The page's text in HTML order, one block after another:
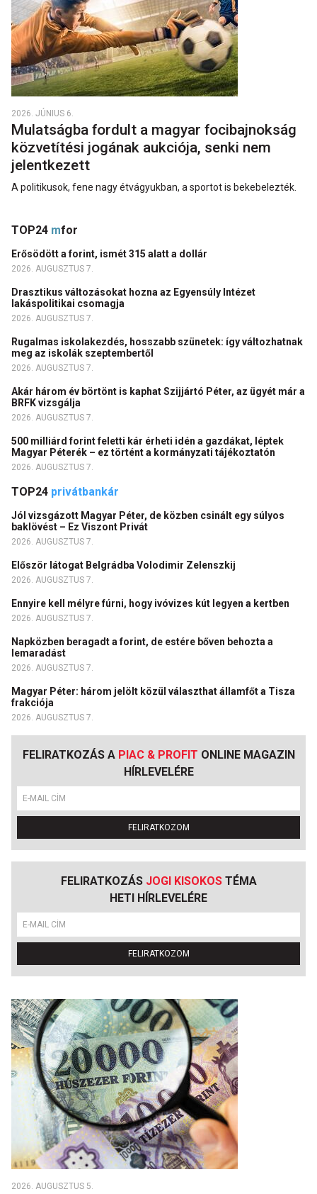
2026. JÚNIUS 6.
Mulatságba fordult a magyar focibajnokság
közvetítési jogának aukciója, senki nem
jelentkezett
A politikusok, fene nagy étvágyukban, a sportot is bekebelezték.
TOP24 mfor
Erősödött a forint, ismét 315 alatt a dollár
2026. AUGUSZTUS 7.
Drasztikus változásokat hozna az Egyensúly Intézet
lakáspolitikai csomagja
2026. AUGUSZTUS 7.
Rugalmas iskolakezdés, hosszabb szünetek: így változhatnak
meg az iskolák szeptembertől
2026. AUGUSZTUS 7.
Akár három év börtönt is kaphat Szijjártó Péter, az ügyét már a
BRFK vizsgálja
2026. AUGUSZTUS 7.
500 milliárd forint feletti kár érheti idén a gazdákat, léptek
Magyar Péterék – ez történt a kormányzati tájékoztatón
2026. AUGUSZTUS 7.
TOP24 privátbankár
Jól vizsgázott Magyar Péter, de közben csinált egy súlyos
baklövést – Ez Viszont Privát
2026. AUGUSZTUS 7.
Először látogat Belgrádba Volodimir Zelenszkij
2026. AUGUSZTUS 7.
Ennyire kell mélyre fúrni, hogy ivóvizes kút legyen a kertben
2026. AUGUSZTUS 7.
Napközben beragadt a forint, de estére bőven behozta a
lemaradást
2026. AUGUSZTUS 7.
Magyar Péter: három jelölt közül választhat államfőt a Tisza
frakciója
2026. AUGUSZTUS 7.
FELIRATKOZÁS A PIAC & PROFIT ONLINE MAGAZIN
HÍRLEVELÉRE
FELIRATKOZOM
FELIRATKOZÁS JOGI KISOKOSTÉMA
HETI HÍRLEVELÉRE
FELIRATKOZOM
2026. AUGUSZTUS 5.